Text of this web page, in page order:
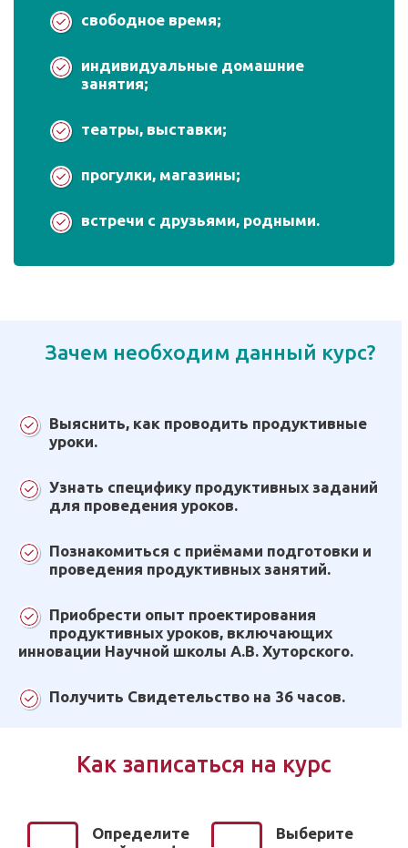
свободное время;
индивидуальные домашние
занятия;
театры, выставки;
прогулки, магазины;
встречи с друзьями, родными.
Зачем необходим данный курс?
Выяснить, как проводить продуктивные
уроки.
Узнать специфику продуктивных заданий
для проведения уроков.
Познакомиться с приёмами подготовки и
проведения продуктивных занятий.
Приобрести опыт проектирования
продуктивных уроков, включающих
инновации Научной школы А.В. Хуторского.
Получить Свидетельство на 36 часов.
Как записаться на курс
Определите
Выберите